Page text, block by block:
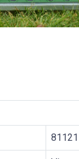
81121